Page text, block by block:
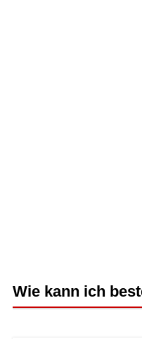
Wie kann ich